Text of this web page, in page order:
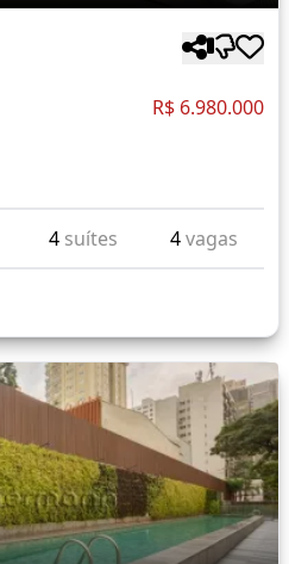
R$ 6.980.000
4 suítes 4vagas